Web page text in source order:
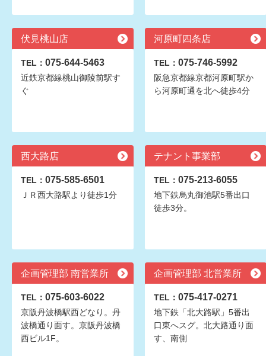
伏見桃山店
TEL： 075-644-5463
近鉄京都線桃山御陵前駅す
ぐ
河原町四条店
TEL： 075-746-5992
阪急京都線京都河原町駅か
ら河原町通を北へ徒歩4分
西大路店
TEL： 075-585-6501
ＪＲ西大路駅より徒歩1分
テナント事業部
TEL： 075-213-6055
地下鉄烏丸御池駅5番出口
徒歩3分。
企画管理部 南営業所
TEL： 075-603-6022
京阪丹波橋駅西どなり。丹
波橋通り面す。京阪丹波橋
西ビル1F。
企画管理部 北営業所
TEL： 075-417-0271
地下鉄「北大路駅」5番出
口東へスグ。北大路通り面
す、南側